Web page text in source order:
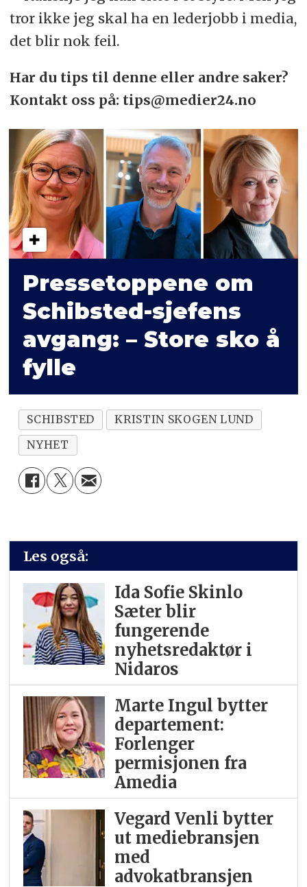
tror ikke jeg skal ha en lederjobb i media,
det blir nok feil.
Har du tips til denne eller andre saker?
Kontakt oss på: tips@medier24.no
Pressetoppene om
Schibsted-sjefens
avgang: – Store sko å
fylle
SCHIBSTED
KRISTIN SKOGEN LUND
NYHET
Les også:
Ida Sofie Skinlo
Sæter blir
fungerende
nyhetsredaktør i
Nidaros
Marte Ingul bytter
departement:
Forlenger
permisjonen fra
Amedia
Vegard Venli bytter
ut mediebransjen
med
advokatbransjen